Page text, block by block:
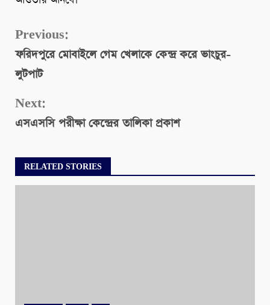
Continue
Reading
Previous:
ফরিদপুরে মোবাইলে গেম খেলাকে কেন্দ্র করে ভাংচুর-
লুটপাট
Next:
এসএসসি পরীক্ষা কেন্দ্রের তালিকা প্রকাশ
RELATED STORIES